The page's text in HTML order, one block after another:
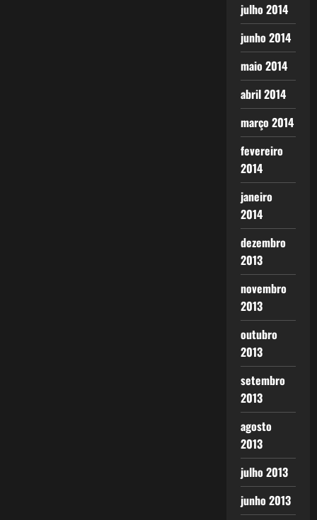
julho 2014
junho 2014
maio 2014
abril 2014
março 2014
fevereiro
2014
janeiro
2014
dezembro
2013
novembro
2013
outubro
2013
setembro
2013
agosto
2013
julho 2013
junho 2013